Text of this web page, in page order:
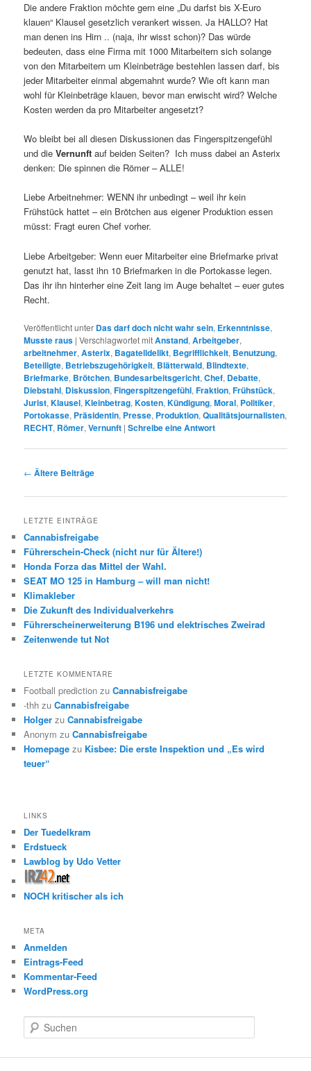
Die andere Fraktion möchte gern eine „Du darfst bis X-Euro
klauen“ Klausel gesetzlich verankert wissen. Ja HALLO? Hat
man denen ins Hirn .. (naja, ihr wisst schon)? Das würde
bedeuten, dass eine Firma mit 1000 Mitarbeitern sich solange
von den Mitarbeitern um Kleinbeträge bestehlen lassen darf, bis
jeder Mitarbeiter einmal abgemahnt wurde? Wie oft kann man
wohl für Kleinbeträge klauen, bevor man erwischt wird? Welche
Kosten werden da pro Mitarbeiter angesetzt?
Wo bleibt bei all diesen Diskussionen das Fingerspitzengefühl
und dieVernunftauf beiden Seiten? Ich muss dabei an Asterix
denken: Die spinnen die Römer – ALLE!
Liebe Arbeitnehmer: WENN ihr unbedingt – weil ihr kein
Frühstück hattet – ein Brötchen aus eigener Produktion essen
müsst: Fragt euren Chef vorher.
Liebe Arbeitgeber: Wenn euer Mitarbeiter eine Briefmarke privat
genutzt hat, lasst ihn 10 Briefmarken in die Portokasse legen.
Das ihr ihn hinterher eine Zeit lang im Auge behaltet – euer gutes
Recht.
Veröffentlicht unter Das darf doch nicht wahr sein, Erkenntnisse,
Musste raus |Verschlagwortet mitAnstand,Arbeitgeber,
arbeitnehmer,Asterix, Bagatelldelikt, Begrifflichkeit, Benutzung,
Beteiligte, Betriebszugehörigkeit, Blätterwald, Blindtexte,
Briefmarke, Brötchen, Bundesarbeitsgericht,Chef, Debatte,
Diebstahl, Diskussion,Fingerspitzengefühl,Fraktion,Frühstück,
Jurist,Klausel,Kleinbetrag,Kosten,Kündigung,Moral, Politiker,
Portokasse, Präsidentin, Presse, Produktion,Qualitätsjournalisten,
RECHT, Römer,Vernunft |Schreibe eine Antwort
Beitrags-
← Ältere Beiträge
LETZTE EINTRÄGE
Cannabisfreigabe
Führerschein-Check (nicht nur für Ältere!)
Honda Forza das Mittel der Wahl.
SEAT MO 125 in Hamburg – will man nicht!
Klimakleber
Die Zukunft des Individualverkehrs
Führerscheinerweiterung B196 und elektrisches Zweirad
Zeitenwende tut Not
LETZTE KOMMENTARE
Football prediction zuCannabisfreigabe
-thh zuCannabisfreigabe
Holger zuCannabisfreigabe
Anonym zuCannabisfreigabe
Homepage zu Kisbee: Die erste Inspektion und „Es wird
teuer“
LINKS
Der Tuedelkram
Erdstueck
Lawblog by Udo Vetter
NOCH kritischer als ich
META
Anmelden
Eintrags-Feed
Kommentar-Feed
WordPress.org
u